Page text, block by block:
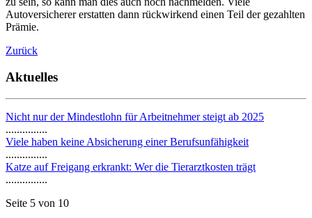
Autoversicherer erstatten dann rückwirkend einen Teil der gezahlten
Prämie.
Zurück
Aktuelles
Nicht nur der Mindestlohn für Arbeitnehmer steigt ab 2025
...............
Viele haben keine Absicherung einer Berufsunfähigkeit
...............
Katze auf Freigang erkrankt: Wer die Tierarztkosten trägt
...............
Seite 5 von 10